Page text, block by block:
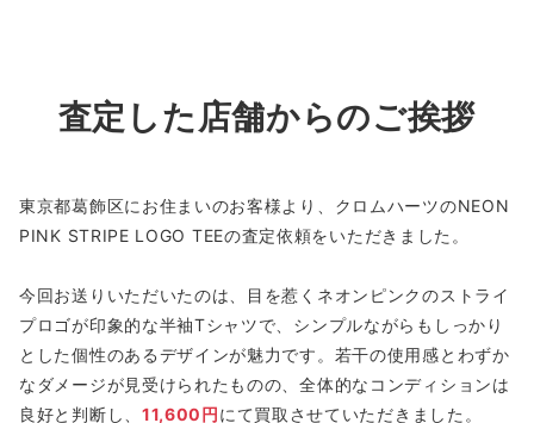
査定した店舗からのご挨拶
東京都葛飾区にお住まいのお客様より、クロムハーツのNEON
PINK STRIPE LOGO TEEの査定依頼をいただきました。
今回お送りいただいたのは、目を惹くネオンピンクのストライ
プロゴが印象的な半袖Tシャツで、シンプルながらもしっかり
とした個性のあるデザインが魅力です。若干の使用感とわずか
なダメージが見受けられたものの、全体的なコンディションは
良好と判断し、 11,600円にて買取させていただきました。